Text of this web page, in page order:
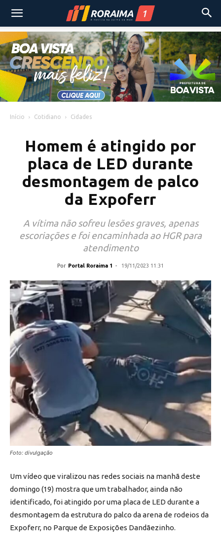
Início Cotidiano Cidades
Homem é atingido por
placa de LED durante
desmontagem de palco
da Expoferr
A vítima não sofreu lesões graves, apenas
escoriações e foi encaminhada ao HGR para
atendimento
Por Portal Roraima 1 - 19/11/2023 11:31
Foto: divulgação
Um vídeo que viralizou nas redes sociais na manhã deste
domingo (19) mostra que um trabalhador, ainda não
identificado, foi atingido por uma placa de LED durante a
desmontagem da estrutura do palco da arena de rodeios da
Expoferr, no Parque de Exposições Dandãezinho.